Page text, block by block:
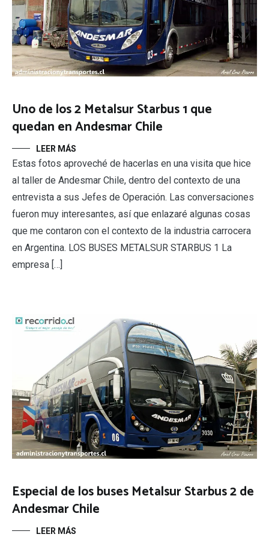
Uno de los 2 Metalsur Starbus 1 que
quedan en Andesmar Chile
LEER MÁS
Estas fotos aproveché de hacerlas en una visita que hice
al taller de Andesmar Chile, dentro del contexto de una
entrevista a sus Jefes de Operación. Las conversaciones
fueron muy interesantes, así que enlazaré algunas cosas
que me contaron con el contexto de la industria carrocera
en Argentina. LOS BUSES METALSUR STARBUS 1 La
empresa […]
Especial de los buses Metalsur Starbus 2 de
Andesmar Chile
LEER MÁS